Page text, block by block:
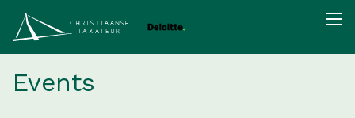
Events